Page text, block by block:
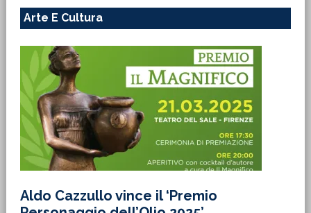
Arte E Cultura
Aldo Cazzullo vince il ‘Premio